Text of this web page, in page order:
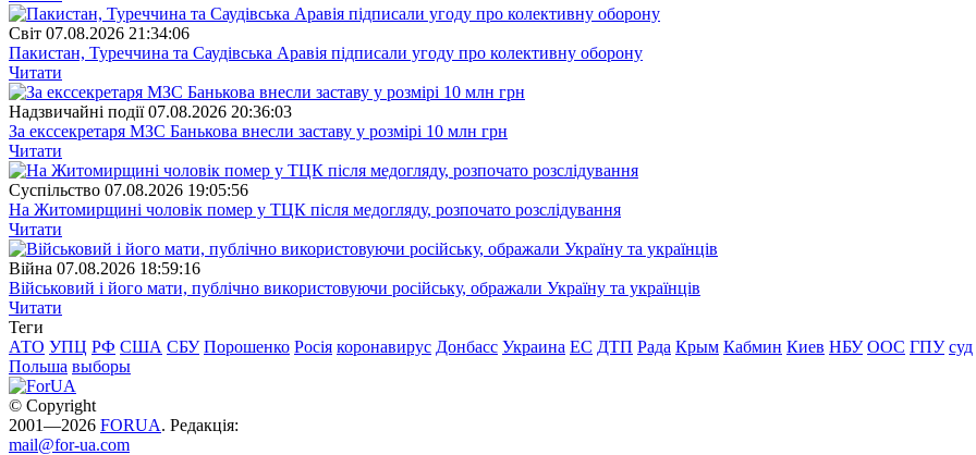
Свiт 07.08.2026 21:34:06
Пакистан, Туреччина та Саудівська Аравія підписали угоду про колективну оборону
Читати
Надзвичайні події 07.08.2026 20:36:03
За екссекретаря МЗС Банькова внесли заставу у розмірі 10 млн грн
Читати
Суспiльство 07.08.2026 19:05:56
На Житомирщині чоловік помер у ТЦК після медогляду, розпочато розслідування
Читати
Війна 07.08.2026 18:59:16
Військовий і його мати, публічно використовуючи російську, ображали Україну та українців
Читати
Теги
АТО УПЦ РФ США СБУ Порошенко Росія коронавирус Донбасс Украина ЕС ДТП Рада Крым Кабмин Киев НБУ ООС ГПУ суд
Польша выборы
© Copyright
2001—2026 FORUA. Редакція:
mail@for-ua.com